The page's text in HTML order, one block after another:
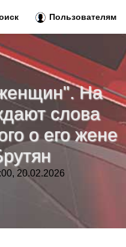
На
слова
о его жене
20.02.2026
Пользователям